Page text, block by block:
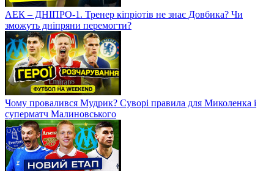
АЕК – ДНІПРО-1. Тренер кіпріотів не знає Довбика? Чи
зможуть дніпряни перемогти?
Чому провалився Мудрик? Суворі правила для Миколенка і
суперматч Малиновського